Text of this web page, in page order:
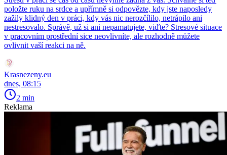
položte ruku na srdce a upřímně si odpovězte, kdy jste naposledy
zažily klidný den v práci, kdy vás nic nerozčílilo, netrápilo ani
nestresovalo. Správě, už si ani nepamatujete, viďte? Stresové situace
v pracovním prostřední sice neovlivníte, ale rozhodně můžete
ovlivnit vaší reakci na ně.
Krasnezeny.eu
dnes, 08:15
2 min
Reklama